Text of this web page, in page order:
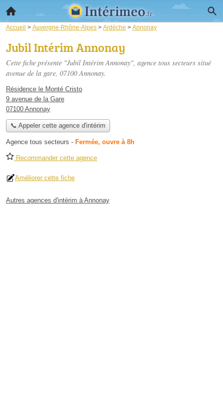
Accueil > Auvergne-Rhône-Alpes > Ardèche > Annonay
Jubil Intérim Annonay
Cette fiche présente "Jubil Intérim Annonay", agence tous secteurs situé
avenue de la gare, 07100 Annonay.
Résidence le Monté Cristo
9 avenue de la Gare
07100 Annonay
📞 Appeler cette agence d'intérim
Agence tous secteurs - Fermée, ouvre à 8h
Recommander cette agence
Améliorer cette fiche
Autres agences d'intérim à Annonay